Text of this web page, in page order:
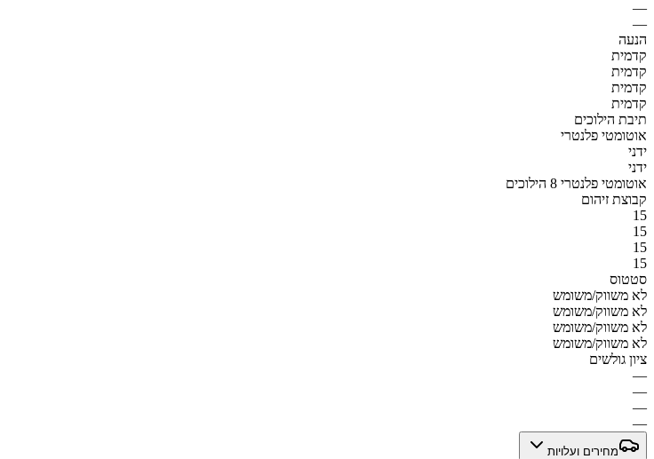
—
—
הנעה
קדמית
קדמית
קדמית
קדמית
תיבת הילוכים
אוטומטי פלנטרי
ידני
ידני
אוטומטי פלנטרי 8 הילוכים
קבוצת זיהום
15
15
15
15
סטטוס
לא משווק/משומש
לא משווק/משומש
לא משווק/משומש
לא משווק/משומש
ציון גולשים
—
—
—
—
מחירים ועלויות